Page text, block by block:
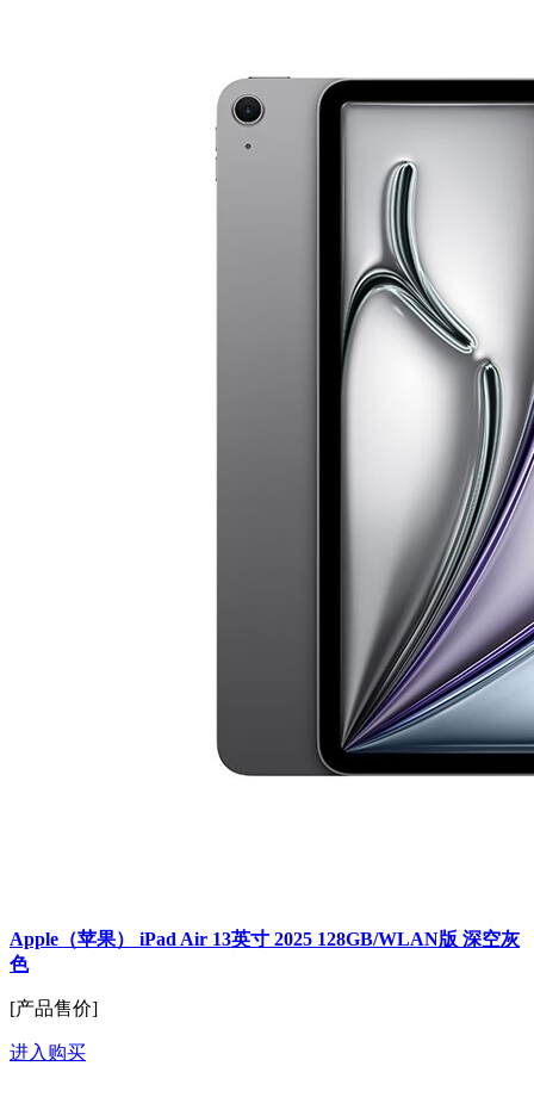
Apple（苹果） iPad Air 13英寸 2025 128GB/WLAN版 深空灰
色
[产品售价]
进入购买